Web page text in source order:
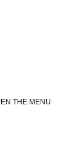
THE MENU